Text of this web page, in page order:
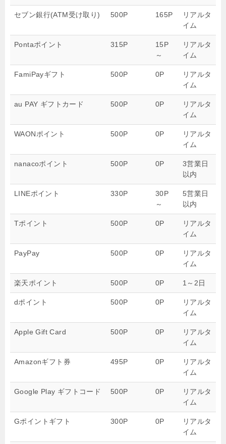
セブン銀行(ATM受け取り) 500P 165P
リアルタ
イム
Pontaポイント 315P
15P
～
リアルタ
イム
FamiPayギフト 500P 0P
リアルタ
イム
au PAY ギフトカード 500P 0P
リアルタ
イム
WAONポイント 500P 0P
リアルタ
イム
nanacoポイント 500P 0P
3営業日
以内
LINEポイント 330P
30P
～
5営業日
以内
Tポイント 500P 0P
リアルタ
イム
PayPay 500P 0P
リアルタ
イム
楽天ポイント 500P 0P 1～2日
dポイント 500P 0P
リアルタ
イム
Apple Gift Card 500P 0P
リアルタ
イム
Amazonギフト券 495P 0P
リアルタ
イム
Google Play ギフトコード 500P 0P
リアルタ
イム
Gポイントギフト 300P 0P
リアルタ
イム